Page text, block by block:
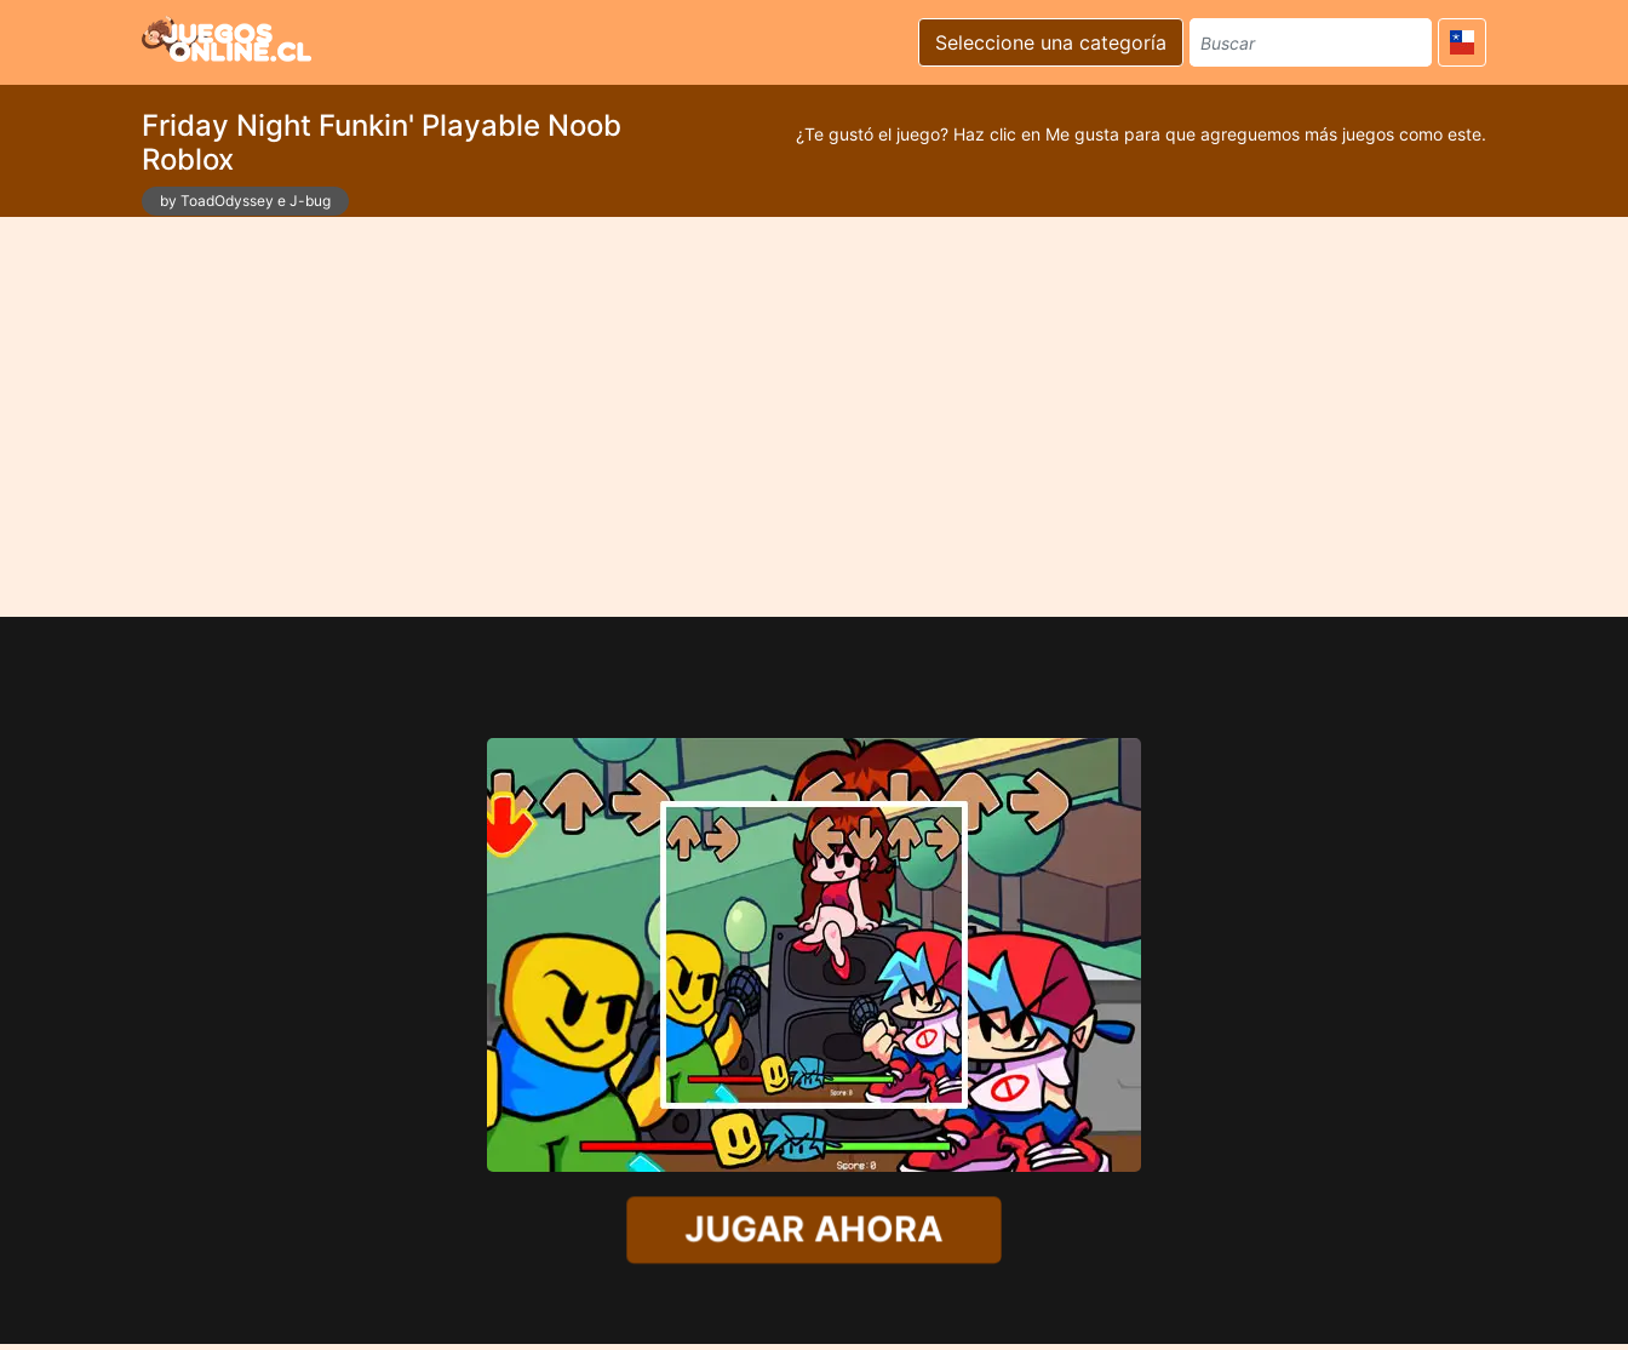
Seleccione una categoría
Friday Night Funkin' Playable Noob
Roblox
by ToadOdyssey e J-bug
¿Te gustó el juego? Haz clic en Me gusta para que agreguemos más juegos como este.
JUGAR AHORA